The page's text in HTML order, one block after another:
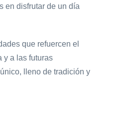
en disfrutar de un día
que refuercen el
y a las futuras
lleno de tradición y